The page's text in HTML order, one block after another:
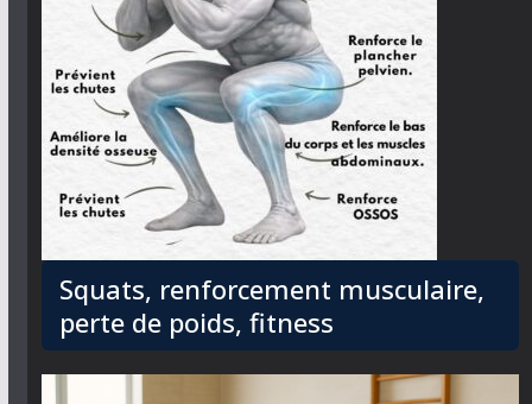
Squats, renforcement musculaire,
perte de poids, fitness